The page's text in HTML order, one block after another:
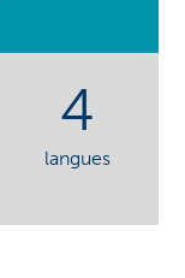
4
langues